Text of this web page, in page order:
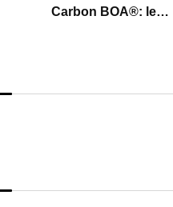
Carbon BOA®: le
precisione